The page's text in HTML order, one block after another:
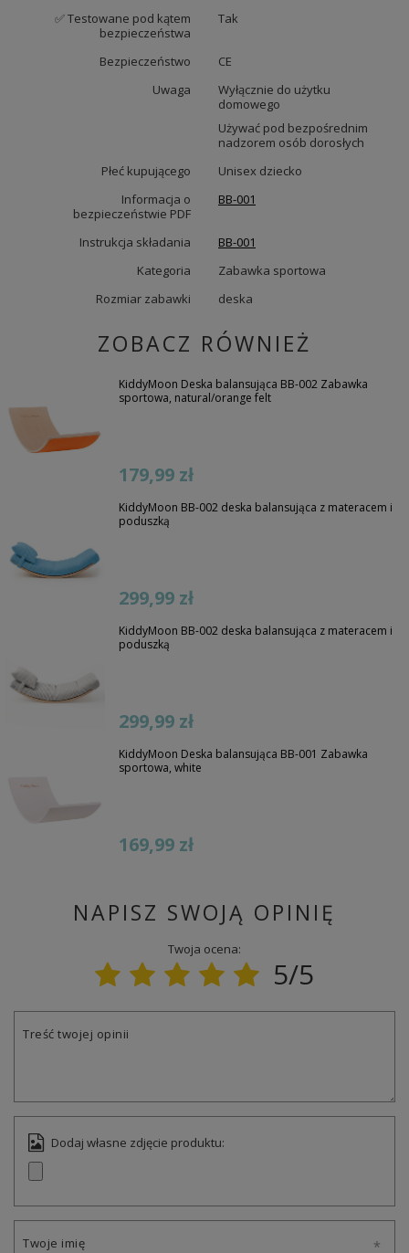
✅ Testowane pod kątem
bezpieczeństwa
Tak
Bezpieczeństwo
CE
Uwaga
Wyłącznie do użytku
domowego
Używać pod bezpośrednim
nadzorem osób dorosłych
Płeć kupującego
Unisex dziecko
Informacja o
bezpieczeństwie PDF
BB-001
Instrukcja składania
BB-001
Kategoria
Zabawka sportowa
Rozmiar zabawki
deska
ZOBACZ RÓWNIEŻ
KiddyMoon Deska balansująca BB-002 Zabawka
sportowa, natural/orange felt
179,99 zł
KiddyMoon BB-002 deska balansująca z materacem i
poduszką
299,99 zł
KiddyMoon BB-002 deska balansująca z materacem i
poduszką
299,99 zł
KiddyMoon Deska balansująca BB-001 Zabawka
sportowa, white
169,99 zł
NAPISZ SWOJĄ OPINIĘ
Twoja ocena:
5/5
Treść twojej opinii
Dodaj własne zdjęcie produktu:
Twoje imię